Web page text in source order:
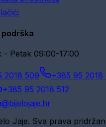
- Petak 09:00-17:00
2018 509 +385 95 2018
+385 95 2018 512
Jaje. Sva prava